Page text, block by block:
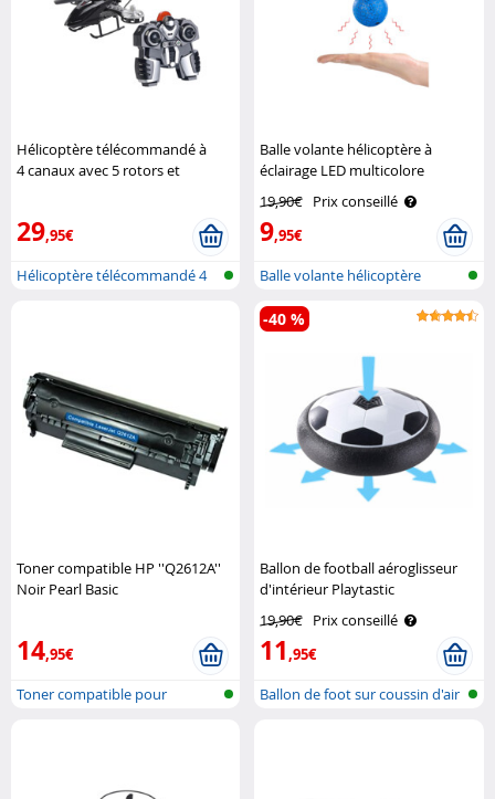
Hélicoptère télécommandé à
4 canaux avec 5 rotors et
29,95€
Hélicoptère télécommandé 4
Balle volante hélicoptère à
éclairage LED multicolore
19,90€ Prix conseillé
9,95€
Balle volante hélicoptère
Toner compatible HP ''Q2612A''
Noir Pearl Basic
14,95€
Toner compatible pour
Ballon de football aéroglisseur
d'intérieur Playtastic
19,90€ Prix conseillé
11,95€
-40 %
Ballon de foot sur coussin d'air